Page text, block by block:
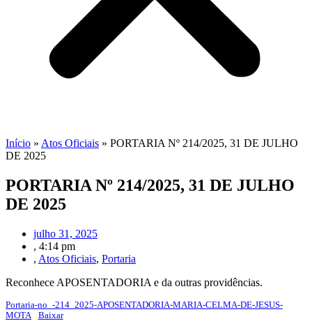
Início » Atos Oficiais » PORTARIA Nº 214/2025, 31 DE JULHO
DE 2025
PORTARIA Nº 214/2025, 31 DE JULHO
DE 2025
julho 31, 2025
, 4:14 pm
, Atos Oficiais, Portaria
Reconhece APOSENTADORIA e da outras providências.
Portaria-no_-214_2025-APOSENTADORIA-MARIA-CELMA-DE-JESUS-
MOTA
Baixar